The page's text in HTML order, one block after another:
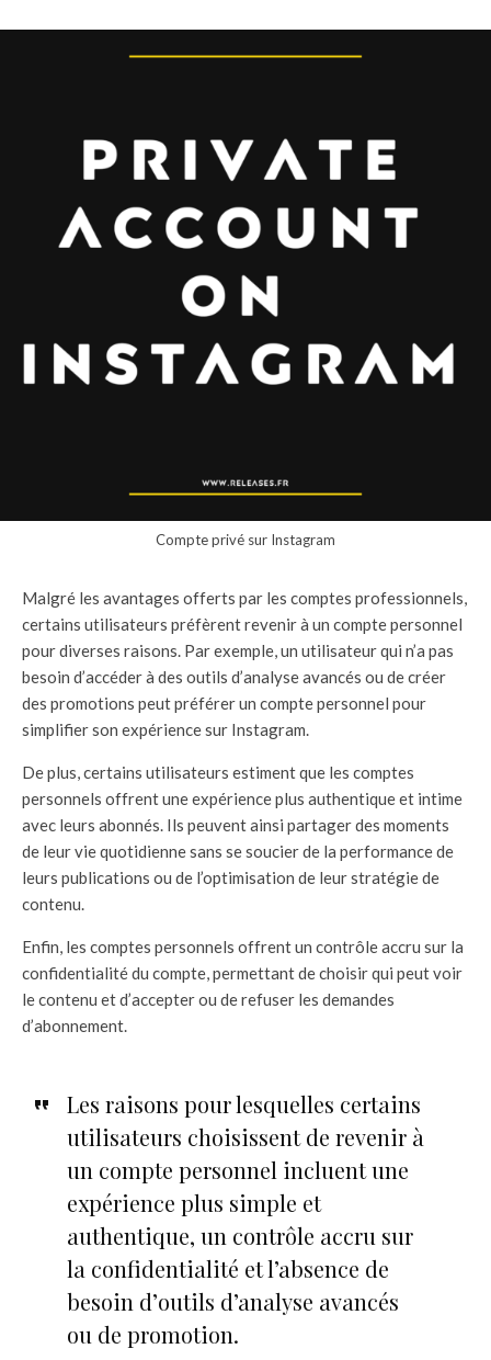
Compte privé sur Instagram
Malgré les avantages offerts par les comptes professionnels,
certains utilisateurs préfèrent revenir à un compte personnel
pour diverses raisons. Par exemple, un utilisateur qui n’a pas
besoin d’accéder à des outils d’analyse avancés ou de créer
des promotions peut préférer un compte personnel pour
simplifier son expérience sur Instagram.
De plus, certains utilisateurs estiment que les comptes
personnels offrent une expérience plus authentique et intime
avec leurs abonnés. Ils peuvent ainsi partager des moments
de leur vie quotidienne sans se soucier de la performance de
leurs publications ou de l’optimisation de leur stratégie de
contenu.
Enfin, les comptes personnels offrent un contrôle accru sur la
confidentialité du compte, permettant de choisir qui peut voir
le contenu et d’accepter ou de refuser les demandes
d’abonnement.
Les raisons pour lesquelles certains
utilisateurs choisissent de revenir à
un compte personnel incluent une
expérience plus simple et
authentique, un contrôle accru sur
la confidentialité et l’absence de
besoin d’outils d’analyse avancés
ou de promotion.